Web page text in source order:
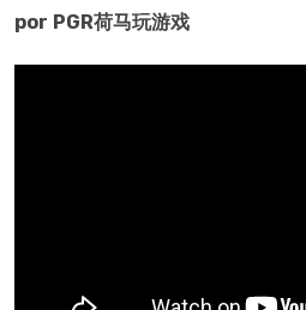
por PGR荷马玩游戏